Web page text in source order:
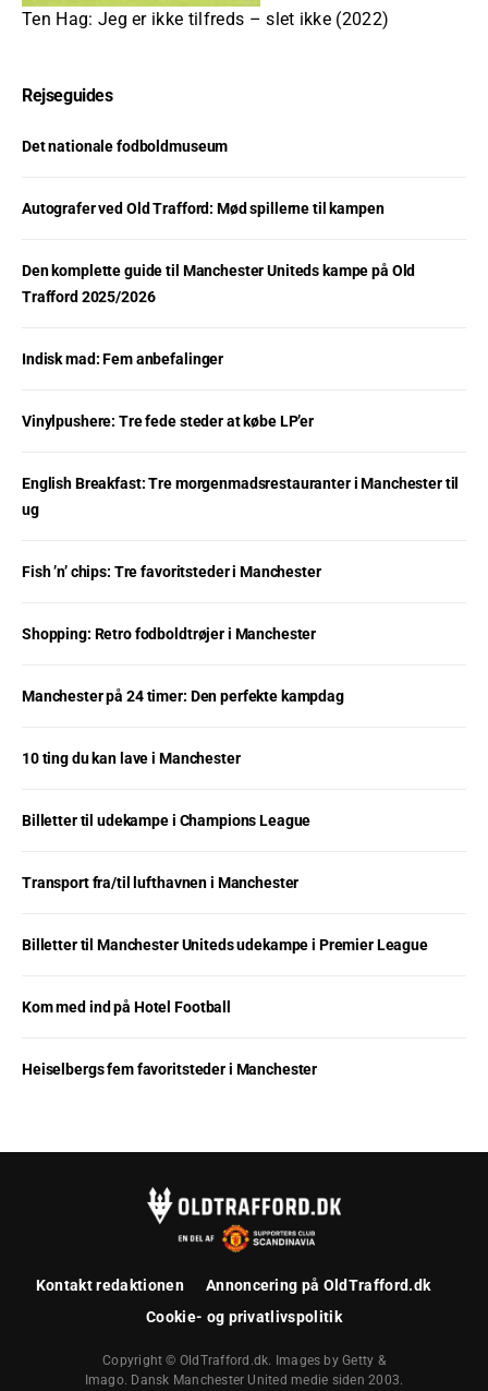
Ten Hag: Jeg er ikke tilfreds – slet ikke (2022)
Rejseguides
Det nationale fodboldmuseum
Autografer ved Old Trafford: Mød spillerne til kampen
Den komplette guide til Manchester Uniteds kampe på Old
Trafford 2025/2026
Indisk mad: Fem anbefalinger
Vinylpushere: Tre fede steder at købe LP’er
English Breakfast: Tre morgenmadsrestauranter i Manchester til
ug
Fish ’n’ chips: Tre favoritsteder i Manchester
Shopping: Retro fodboldtrøjer i Manchester
Manchester på 24 timer: Den perfekte kampdag
10 ting du kan lave i Manchester
Billetter til udekampe i Champions League
Transport fra/til lufthavnen i Manchester
Billetter til Manchester Uniteds udekampe i Premier League
Kom med ind på Hotel Football
Heiselbergs fem favoritsteder i Manchester
Kontakt redaktionen
Annoncering på OldTrafford.dk
Cookie- og privatlivspolitik
Copyright © OldTrafford.dk. Images by Getty &
Imago. Dansk Manchester United medie siden 2003.